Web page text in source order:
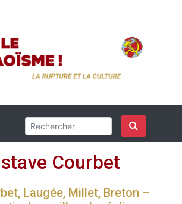
Courbet
Laugée, Millet, Breton –